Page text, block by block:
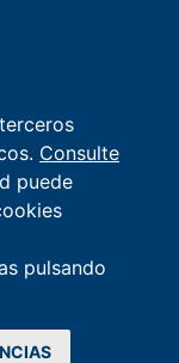
Consulte
puede
pulsando